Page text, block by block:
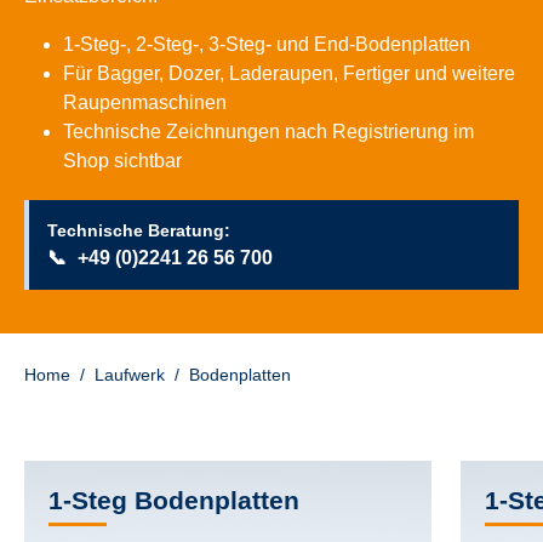
1-Steg-, 2-Steg-, 3-Steg- und End-Bodenplatten
Für Bagger, Dozer, Laderaupen, Fertiger und weitere
Raupenmaschinen
Technische Zeichnungen nach Registrierung im
Shop sichtbar
Technische Beratung:
📞 +49 (0)2241 26 56 700
Home / Laufwerk / Bodenplatten
1-Steg Bodenplatten 1-